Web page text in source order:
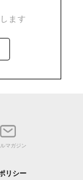
マガジン
リシー